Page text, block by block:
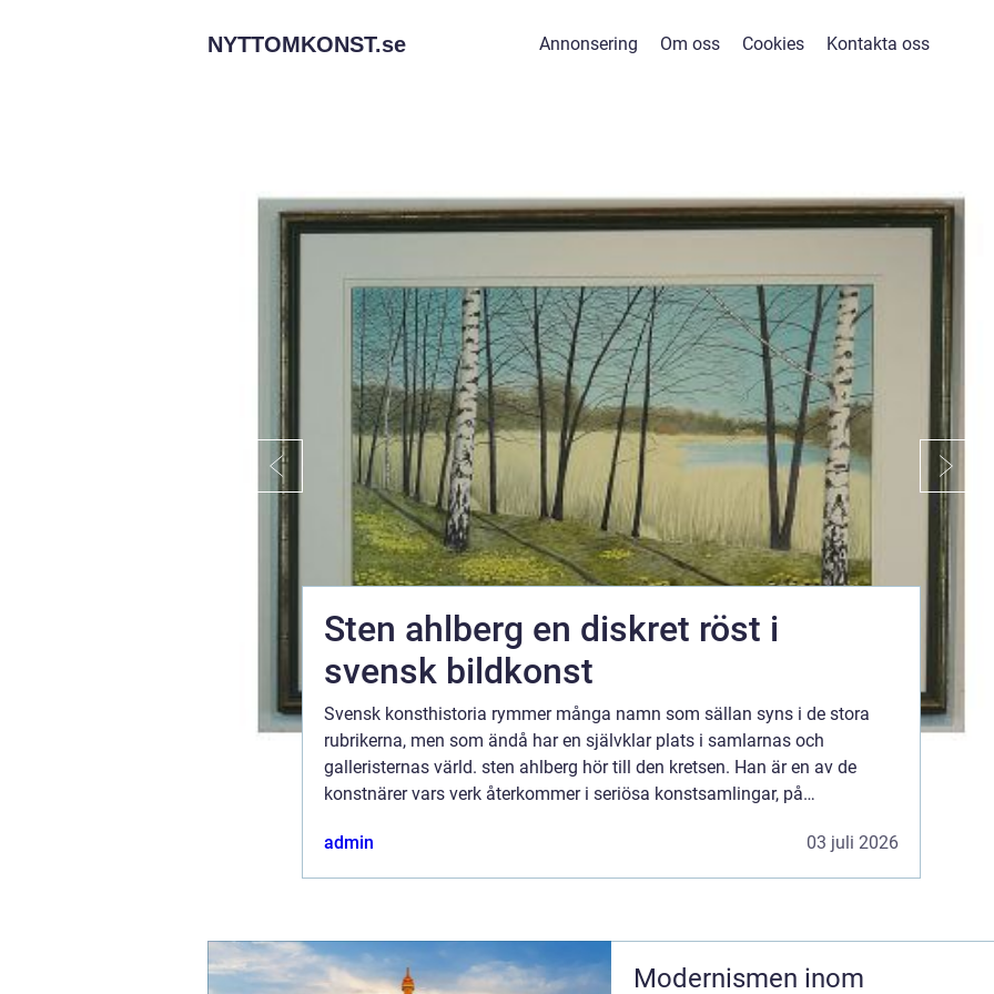
NYTTOMKONST.se Annonsering Om oss Cookies Kontakta oss
Sten ahlberg en diskret röst i
svensk bildkonst
Svensk konsthistoria rymmer många namn som sällan syns i de stora
rubrikerna, men som ändå har en självklar plats i samlarnas och
galleristernas värld. sten ahlberg hör till den kretsen. Han är en av de
konstnärer vars verk återkommer i seriösa konstsamlingar, på
man följer sp...
admin 03 juli 2026
Modernismen inom